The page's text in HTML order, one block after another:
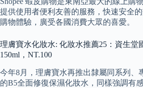
提供使用者便利友善的服務，快速安全
購物體驗，廣受各國消費大眾的喜愛。
理膚寶水化妝水: 化妝水推薦25：資生堂
150ml，NT.100
今年8月，理膚寶水再推出隸屬同系列、
的B5全面修復保濕化妝水，同樣強調有